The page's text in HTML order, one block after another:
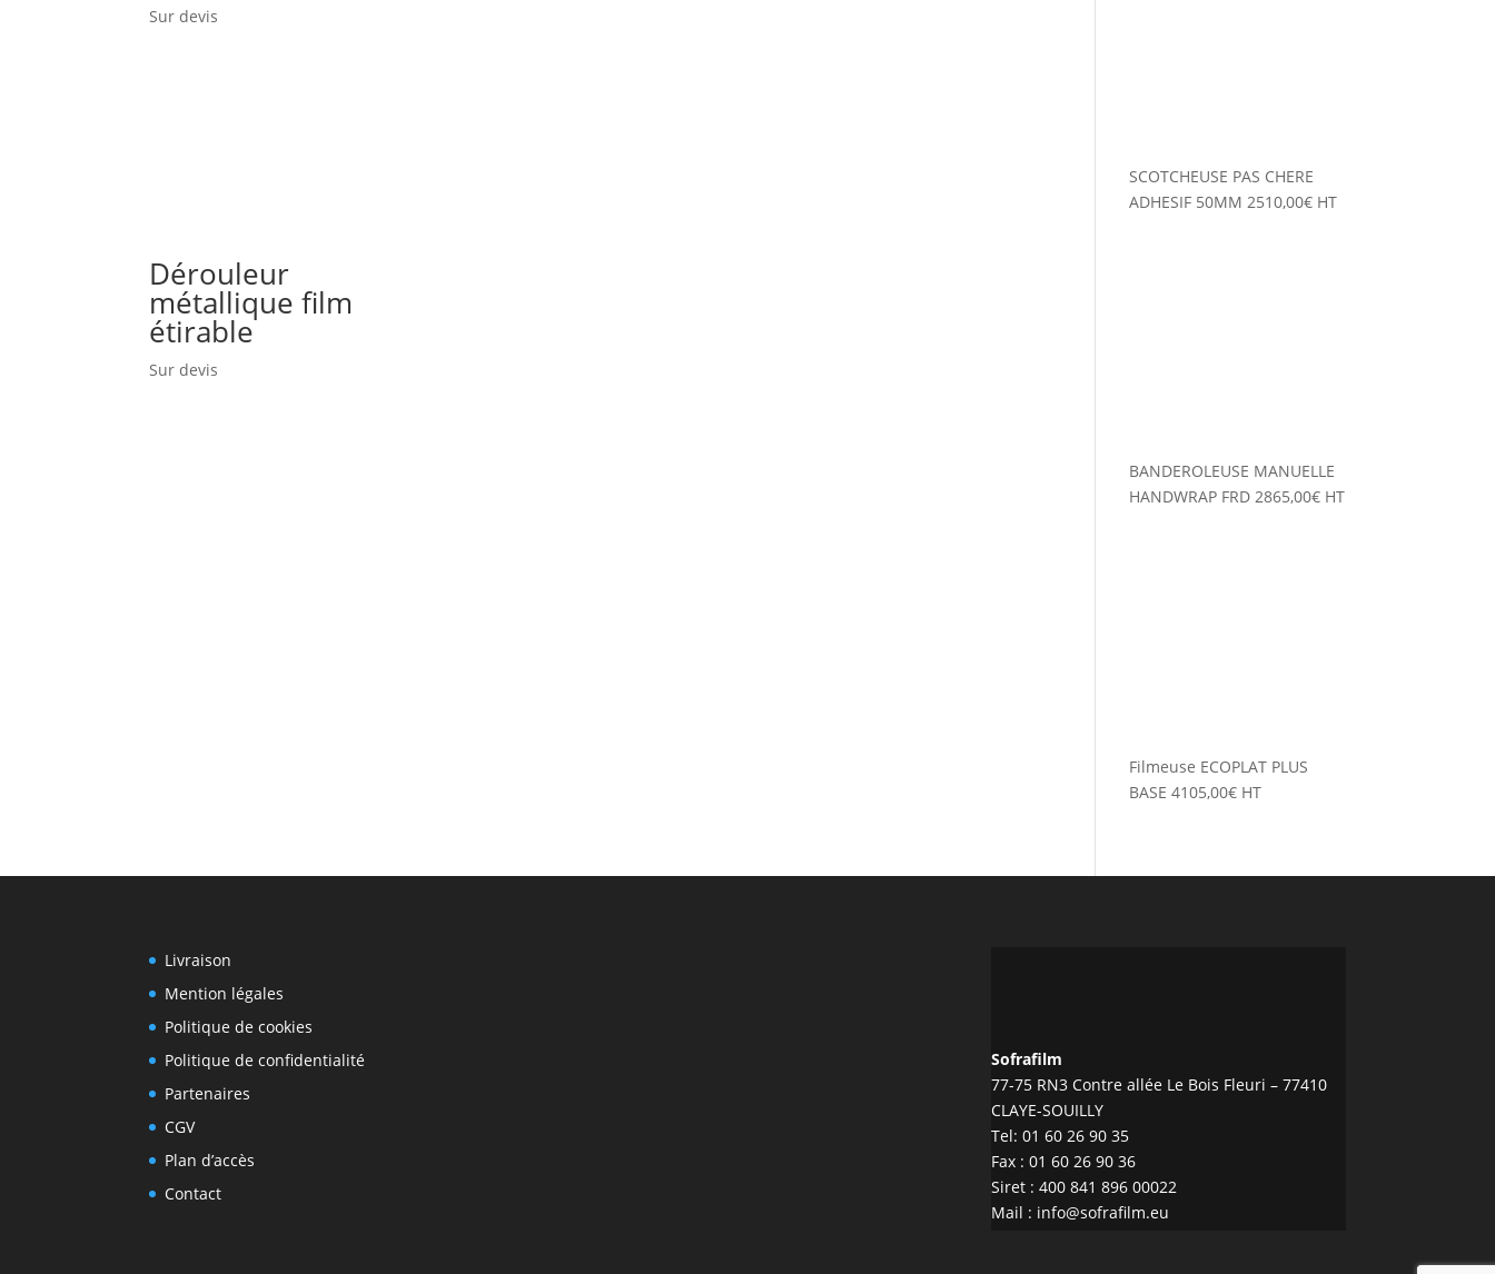
Sur devis
Dérouleur
métallique film
étirable
Sur devis
SCOTCHEUSE PAS CHERE
ADHESIF 50MM 2510,00€ HT
BANDEROLEUSE MANUELLE
HANDWRAP FRD 2865,00€ HT
Filmeuse ECOPLAT PLUS
BASE 4105,00€ HT
Livraison
Mention légales
Politique de cookies
Politique de confidentialité
Partenaires
CGV
Plan d’accès
Contact
Sofrafilm
77-75 RN3 Contre allée Le Bois Fleuri – 77410
CLAYE-SOUILLY
Tel: 01 60 26 90 35
Fax : 01 60 26 90 36
Siret : 400 841 896 00022
Mail : info@sofrafilm.eu